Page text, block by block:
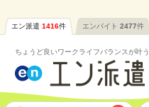
エン派遣 1416件 エンバイト 2477件
ちょうど良いワークライフバランスが叶う